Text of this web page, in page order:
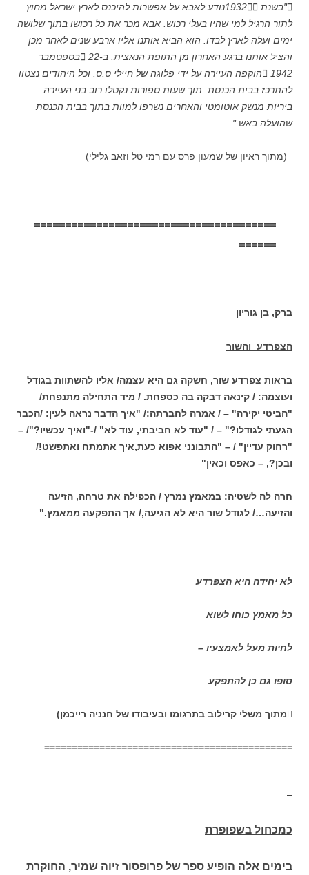
"בשנת 1932נודע לאבא על אפשרות להיכנס לארץ ישראל מחוץ
לתור הרגיל למי שהיו בעלי רכוש. אבא מכר את כל רכושו בתוך שלושה
ימים ועלה לארץ לבדו. הוא הביא אותנו אליו ארבע שנים לאחר מכן
והציל אותנו ברגע האחרון מן התופת הנאצית. ב-22 בספטמבר
1942 הוקפה העיירה על ידי פלוגה של חיילי ס.ס. וכל היהודים נצטוו
להתרכז בבית הכנסת. תוך שעות ספורות נקטלו רוב בני העיירה
ביריות מנשק אוטומטי והאחרים נשרפו למוות בתוך בבית הכנסת
שהועלה באש."
(מתוך ראיון של שמעון פרס עם רמי טל וזאב גלילי)
=======================================
======
ברק, בן גוריון
הצפרדע והשור
בראות צפרדע שור, חשקה גם היא עצמה/ אליו להשתוות בגודל
ועוצמה: / קינאה דבקה בה כספחת. / מיד התחילה מתנפחת/
"הביטי יקירה" – / אמרה לחברתה:/ "איך הדבר נראה לעין: /הכבר
הגעתי לגודלו?" – / "עוד לא חביבתי, עוד לא" /-"ואיך עכשיו?"/ –
"רחוק עדיין" / – "התבונני אפוא כעת,איך אתמתח ואתפשט!/
ובכן?, – כאפס וכאין"
חרה לה לשטיה: במאמץ נמרץ / הכפילה את טרחה, הזיעה
והזיעה…/ לגודל שור היא לא הגיעה,/ אך התפקעה ממאמץ."
לא יחידה היא הצפרדע
כל מאמץ כוחו לשוא
לחיות מעל לאמצעיו –
סופו גם כן להתפקע
מתוך משלי קרילוב בתרגומו ובעיבודו של חנניה רייכמן)
=============================================
כמכחול בשפופרת
בימים אלה הופיע ספר של פרופסור זיוה שמיר, החוקרת